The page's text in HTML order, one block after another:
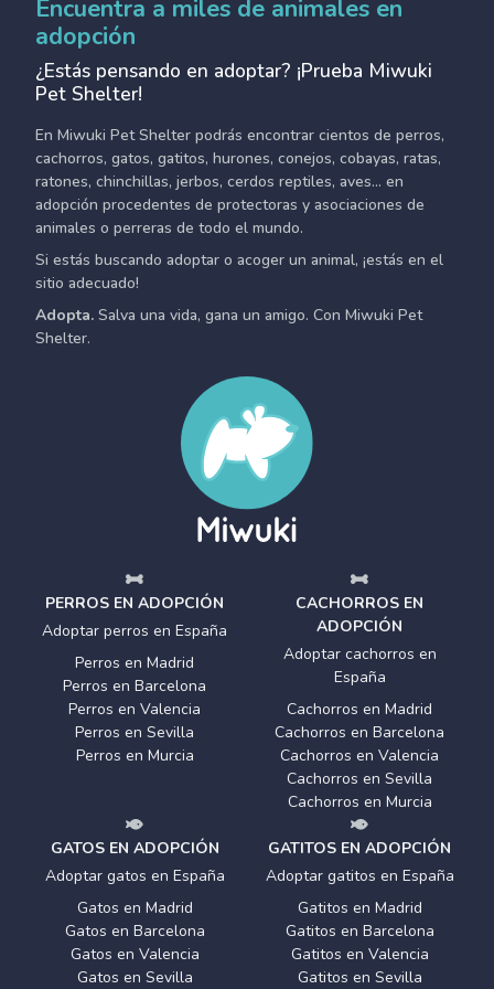
Encuentra a miles de animales en
adopción
¿Estás pensando en adoptar? ¡Prueba Miwuki
Pet Shelter!
En Miwuki Pet Shelter podrás encontrar cientos de perros,
cachorros, gatos, gatitos, hurones, conejos, cobayas, ratas,
ratones, chinchillas, jerbos, cerdos reptiles, aves... en
adopción procedentes de protectoras y asociaciones de
animales o perreras de todo el mundo.
Si estás buscando adoptar o acoger un animal, ¡estás en el
sitio adecuado!
Adopta. Salva una vida, gana un amigo. Con Miwuki Pet
Shelter.
PERROS EN ADOPCIÓN
Adoptar perros en España
Perros en Madrid
Perros en Barcelona
Perros en Valencia
Perros en Sevilla
Perros en Murcia
CACHORROS EN
ADOPCIÓN
Adoptar cachorros en
España
Cachorros en Madrid
Cachorros en Barcelona
Cachorros en Valencia
Cachorros en Sevilla
Cachorros en Murcia
GATOS EN ADOPCIÓN
Adoptar gatos en España
Gatos en Madrid
Gatos en Barcelona
Gatos en Valencia
Gatos en Sevilla
GATITOS EN ADOPCIÓN
Adoptar gatitos en España
Gatitos en Madrid
Gatitos en Barcelona
Gatitos en Valencia
Gatitos en Sevilla